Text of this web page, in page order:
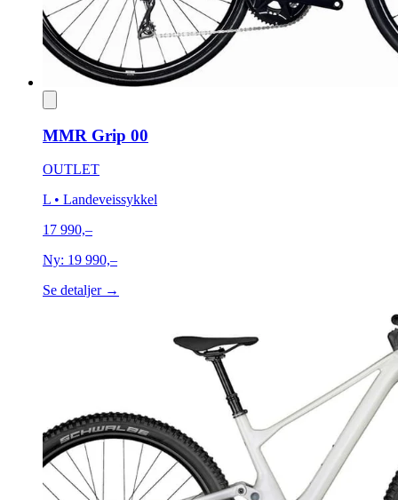
MMR Grip 00
OUTLET
L • Landeveissykkel
17 990,–
Ny: 19 990,–
Se detaljer →